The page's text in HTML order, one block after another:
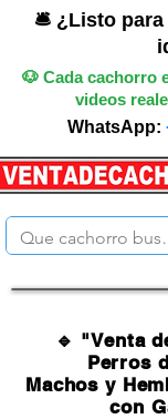
🛎️ ¿Listo
🐶 Cada cachorro
videos
WhatsApp:
🔹 "Venta
Perros
Machos y
con